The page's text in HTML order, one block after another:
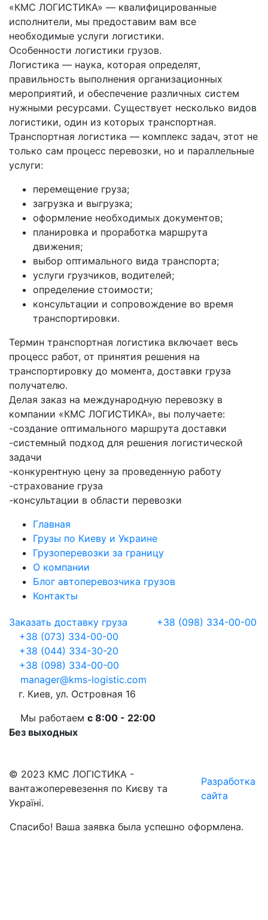
«КМС ЛОГИСТИКА» — квалифицированные
исполнители, мы предоставим вам все
необходимые услуги логистики.
Особенности логистики грузов.
Логистика — наука, которая определят,
правильность выполнения организационных
мероприятий, и обеспечение различных систем
нужными ресурсами. Существует несколько видов
логистики, один из которых транспортная.
Транспортная логистика — комплекс задач, этот не
только сам процесс перевозки, но и параллельные
услуги:
перемещение груза;
загрузка и выгрузка;
оформление необходимых документов;
планировка и проработка маршрута
движения;
выбор оптимального вида транспорта;
услуги грузчиков, водителей;
определение стоимости;
консультации и сопровождение во время
транспортировки.
Термин транспортная логистика включает весь
процесс работ, от принятия решения на
транспортировку до момента, доставки груза
получателю.
Делая заказ на международную перевозку в
компании «КМС ЛОГИСТИКА», вы получаете:
-создание оптимального маршрута доставки
-системный подход для решения логистической
задачи
-конкурентную цену за проведенную работу
-страхование груза
-консультации в области перевозки
Главная
Грузы по Киеву и Украине
Грузоперевозки за границу
О компании
Блог автоперевозчика грузов
Контакты
Заказать доставку груза
+38 (098) 334-00-00
+38 (073) 334-00-00
+38 (044) 334-30-20
+38 (098) 334-00-00
manager@kms-logistic.com
г. Киев, ул. Островная 16
Мы работаем с 8:00 - 22:00
Без выходных
© 2023 КМС ЛОГІСТИКА -
вантажоперевезення по Києву та
Україні.
Разработка
сайта
Спасибо! Ваша заявка была успешно оформлена.